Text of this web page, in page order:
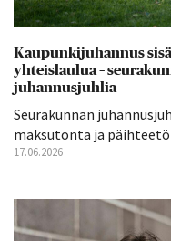
Kaupunkijuhannus
yhteislaulua –
juhannusjuhlia
Seurakunnan
maksutonta ja
17.06.2026